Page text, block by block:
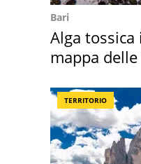
Bari
Alga tossica
mappa
TERRITORIO